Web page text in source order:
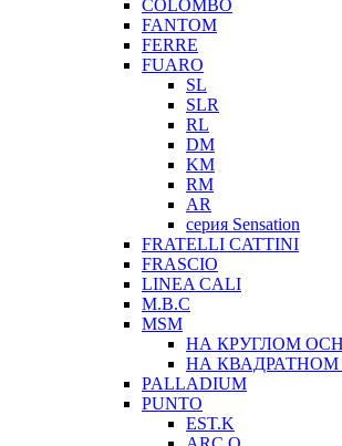
COLOMBO
FANTOM
FERRE
FUARO
SL
SLR
RL
DM
KM
RM
AR
серия Sensation
FRATELLI CATTINI
FRASCIO
LINEA CALI
M.B.C
MSM
НА КРУГЛОМ
НА
PALLADIUM
PUNTO
EST.K